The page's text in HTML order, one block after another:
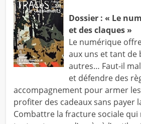
Dossier : « Le
et des claques »
Le numérique
aux uns et tant de
autres… Faut-il
et défendre des
accompagnement pour armer
profiter des cadeaux sans payer
Combattre la fracture sociale qui